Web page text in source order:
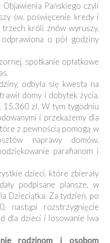
Pańskiego czyli
św. poświęcenie kredy i
trzech króli znów wyruszy,
o pół godziny
spotkanie opłatkowe
odbyła się kwesta na
domy i dobytek życia.
zł. W tym tygodniu
i przekażemy dla
z pewnością pomogą w
naprawy domów.
parafianom i
dzieci, które zbierały
podpisane plansze, w
Dzieciątka. Za tydzień, po
nastąpi rozstrzygnięcie
dla dzieci i losowanie lwa
rodzinom i osobom